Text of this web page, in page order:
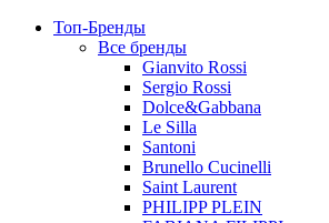
Топ-Бренды
Все бренды
Gianvito Rossi
Sergio Rossi
Dolce&Gabbana
Le Silla
Santoni
Brunello Cucinelli
Saint Laurent
PHILIPP PLEIN